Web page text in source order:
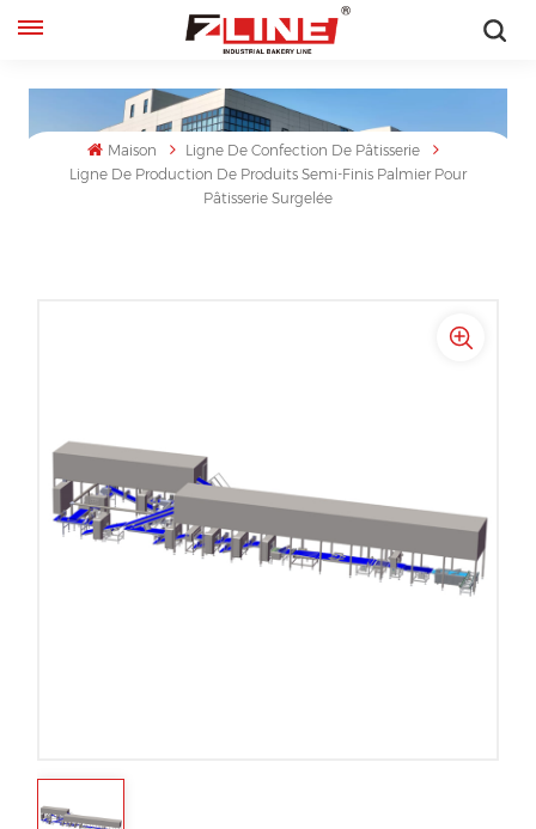
Maison
Ligne De Confection De Pâtisserie
Ligne De Production De Produits Semi-Finis Palmier Pour
Pâtisserie Surgelée